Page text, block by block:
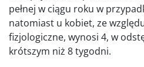
pełnej w ciągu roku w
natomiast u kobiet, ze
fizjologiczne, wynosi 4, w
krótszym niż 8 tygodni.